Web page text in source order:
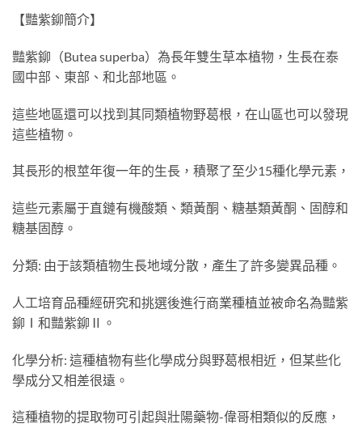
【豔紫鉚簡介】
豔紫鉚（Butea superba）為長年雙生草本植物，生長在泰
國中部、東部、和北部地區。
這些地區還可以找到其同類植物野葛根，在山區也可以發現
這些植物。
其長形的根莖年復一年的生長，積聚了至少15種化學元素，
這些元素屬于直鏈有機酸類、類黃酮、糖基類黃酮、固醇和
糖基固醇。
分類: 由于該類植物生長地域分散，產生了許多變異品種。
人工培育品種經研究和挑選後進行商業種植並被命名為豔紫
鉚Ⅰ和豔紫鉚Ⅱ。
化學分析: 這種植物有些化學成分與野葛根相近，但某些化
學成分又相差很遠。
這種植物的提取物可引起與壯陽藥物-偉哥相類似的反應，